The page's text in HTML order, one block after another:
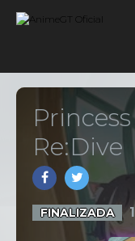
Re:Dive
FINALIZADA